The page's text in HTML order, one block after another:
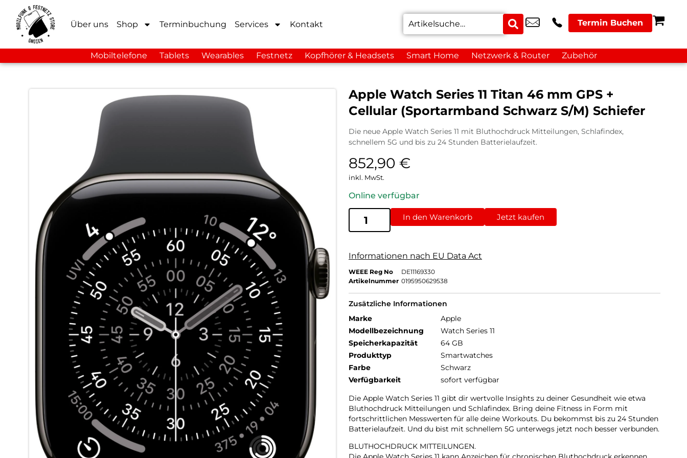
Über uns Shop Terminbuchung Services Kontakt Termin Buchen
Mobiltelefone Tablets Wearables Festnetz Kopfhörer & Headsets Smart Home Netzwerk & Router Zubehör
Apple Watch Series 11 Titan 46 mm GPS +
Cellular (Sportarmband Schwarz S/M) Schiefer
Die neue Apple Watch Series 11 mit Bluthochdruck Mitteilungen, Schlafindex,
schnellem 5G und bis zu 24 Stunden Batterielaufzeit.
852,90 €
inkl. MwSt.
Online verfügbar
In den Warenkorb Jetzt kaufen
Informationen nach EU Data Act
WEEE Reg No
DE11169330
Artikelnummer 0195950629538
Zusätzliche Informationen
Marke
Apple
Modellbezeichnung
Watch Series 11
Speicherkapazität
64 GB
Produkttyp
Smartwatches
Farbe
Schwarz
Verfügbarkeit
sofort verfügbar
Die Apple Watch Series 11 gibt dir wertvolle Insights zu deiner Gesundheit wie etwa
Bluthochdruck Mitteilungen und Schlafindex. Bring deine Fitness in Form mit
fortschrittlichen Messwerten für alle deine Workouts. Du bekommst bis zu 24 Stunden
Batterielaufzeit. Und du bist mit schnellem 5G unterwegs jetzt noch besser verbunden.
BLUTHOCHDRUCK MITTEILUNGEN.